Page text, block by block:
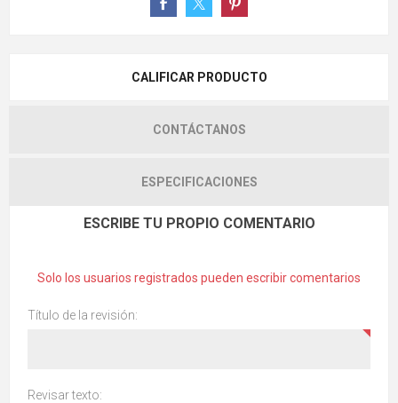
CALIFICAR PRODUCTO
CONTÁCTANOS
ESPECIFICACIONES
ESCRIBE TU PROPIO COMENTARIO
Solo los usuarios registrados pueden escribir comentarios
Título de la revisión:
Revisar texto: